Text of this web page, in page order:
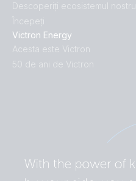
Descoperiți ecosistemul nostru
Începeți
Victron Energy
Acesta este Victron
50 de ani de Victron